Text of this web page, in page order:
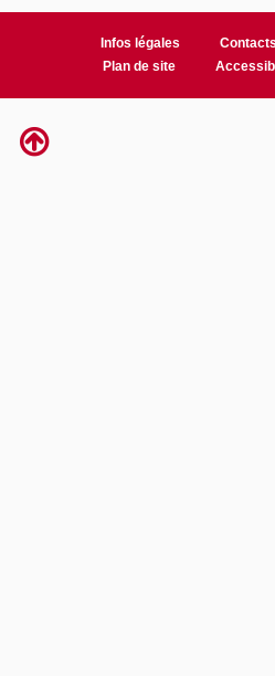
Infos légales Contacts
Plan de site